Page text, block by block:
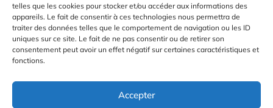
telles que les cookies pour stocker et/ou accéder aux informations des
appareils. Le fait de consentir à ces technologies nous permettra de
traiter des données telles que le comportement de navigation ou les ID
uniques sur ce site. Le fait de ne pas consentir ou de retirer son
consentement peut avoir un effet négatif sur certaines caractéristiques et
fonctions.
Accepter
Gestion des Cookies